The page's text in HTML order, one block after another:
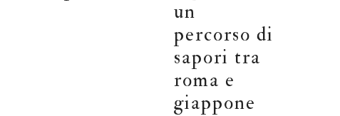
un
percorso di
sapori tra
roma e
giappone